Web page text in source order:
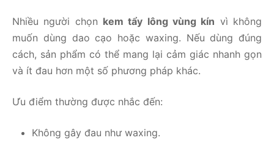
Nhiều người chọn kem tẩy lông vùng kín vì không
muốn dùng dao cạo hoặc waxing. Nếu dùng đúng
cách, sản phẩm có thể mang lại cảm giác nhanh gọn
và ít đau hơn một số phương pháp khác.
Ưu điểm thường được nhắc đến:
Không gây đau như waxing.